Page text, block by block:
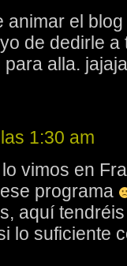
animar el
de dedirle
alla.
1:30 am
vimos en
programa
aquí
lo suficiente